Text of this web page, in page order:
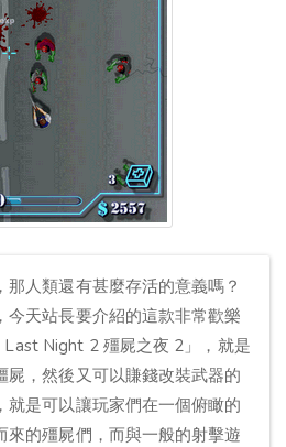
人類還有甚麼存活的意義嗎？
今天站長要介紹的這款非常歡樂
Night 2 殭屍之夜 2」，就是
屍，然後又可以賺錢改裝武器的
就是可以讓玩家們在一個俯瞰的
來的殭屍們，而與一般的射擊遊